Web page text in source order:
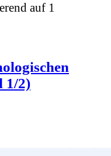
auf 1
1/2)